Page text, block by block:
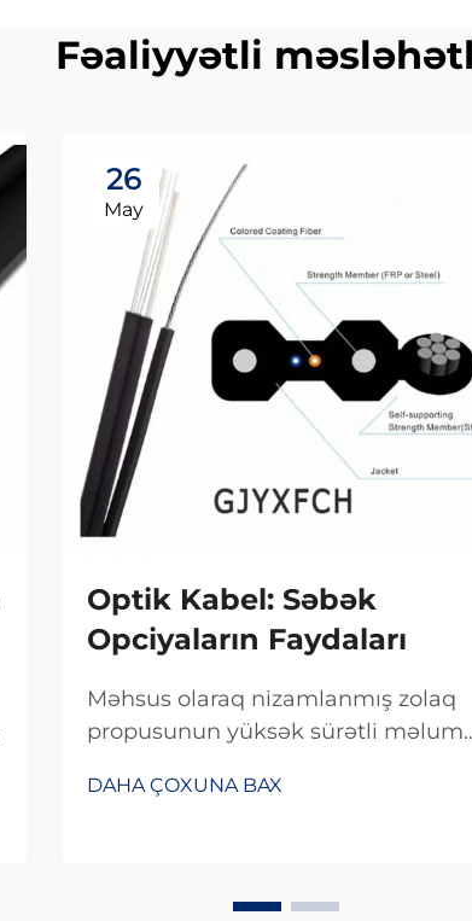
Fəaliyyətli
26
May
Optik Kabel: Səbək
Opciyaların Faydaları
Məhsus olaraq nizamlanmış zolaq
propusunun yüksək sürətli
standart həllərdən daha sürətli və
DAHA ÇOXUNA BAX